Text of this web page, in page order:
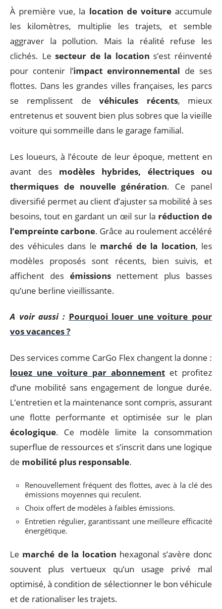
À première vue, la location de voitureaccumule
les kilomètres, multiplie les trajets, et semble
aggraver la pollution. Mais la réalité refuse les
clichés. Lesecteur de la location s’est réinventé
pour contenir l’impact environnemental de ses
flottes. Dans les grandes villes françaises, les parcs
se remplissent devéhicules récents, mieux
entretenus et souvent bien plus sobres que la vieille
voiture qui sommeille dans le garage familial.
Les loueurs, à l’écoute de leur époque, mettent en
avant des modèles hybrides, électriques ou
thermiques de nouvelle génération. Ce panel
diversifié permet au client d’ajuster sa mobilité à ses
besoins, tout en gardant un œil sur la réduction de
l’empreinte carbone. Grâce au roulement accéléré
des véhicules dans le marché de la location, les
modèles proposés sont récents, bien suivis, et
affichent des émissionsnettement plus basses
qu’une berline vieillissante.
A voir aussi : Pourquoi louer une voiture pour
vos vacances ?
Des services comme CarGo Flex changent la donne :
louez une voiture par abonnement et profitez
d’une mobilité sans engagement de longue durée.
L’entretien et la maintenance sont compris, assurant
une flotte performante et optimisée sur le plan
écologique. Ce modèle limite la consommation
superflue de ressources et s’inscrit dans une logique
de mobilité plus responsable.
Renouvellement fréquent des flottes, avec à la clé des
émissions moyennes qui reculent.
Choix offert de modèles à faibles émissions.
Entretien régulier, garantissant une meilleure efficacité
énergétique.
Le marché de la location hexagonal s’avère donc
souvent plus vertueux qu’un usage privé mal
optimisé, à condition de sélectionner le bon véhicule
et de rationaliser les trajets.